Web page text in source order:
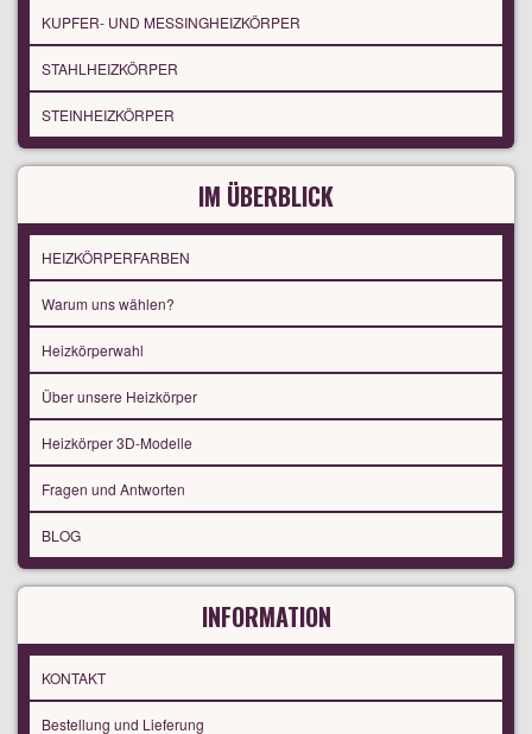
KUPFER- UND MESSINGHEIZKÖRPER
STAHLHEIZKÖRPER
STEINHEIZKÖRPER
IM ÜBERBLICK
HEIZKÖRPERFARBEN
Warum uns wählen?
Heizkörperwahl
Über unsere Heizkörper
Heizkörper 3D-Modelle
Fragen und Antworten
BLOG
INFORMATION
KONTAKT
Bestellung und Lieferung